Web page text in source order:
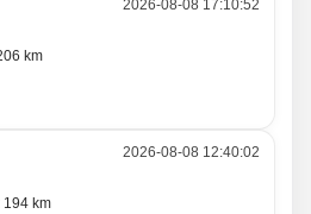
2026-08-08 17:10:52
km
2026-08-08 12:40:02
194 km